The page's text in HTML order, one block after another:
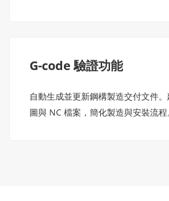
G-code 驗證功能
自動生成並更新鋼構製造交付文件
圖與 NC 檔案，簡化製造與安裝流程